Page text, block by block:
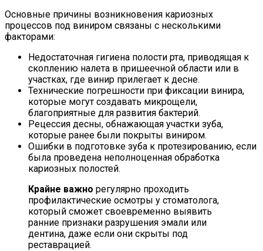
Основные причины возникновения кариозных
процессов под виниром связаны с несколькими
факторами:
Недостаточная гигиена полости рта, приводящая к
скоплению налета в пришеечной области или в
участках, где винир прилегает к десне.
Технические погрешности при фиксации винира,
которые могут создавать микрощели,
благоприятные для развития бактерий.
Рецессия десны, обнажающая участки зуба,
которые ранее были покрыты виниром.
Ошибки в подготовке зуба к протезированию, если
была проведена неполноценная обработка
кариозных полостей.
Крайне важно регулярно проходить
профилактические осмотры у стоматолога,
который сможет своевременно выявить
ранние признаки разрушения эмали или
дентина, даже если они скрыты под
реставрацией.